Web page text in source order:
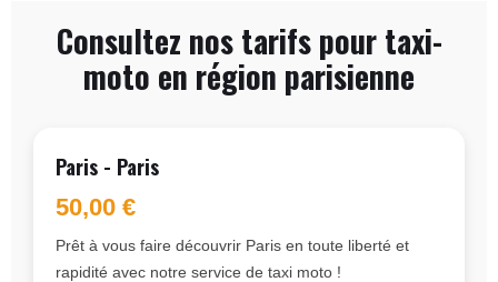
Consultez nos tarifs pour taxi-
moto en région parisienne
Paris - Paris
50,00 €
Prêt à vous faire découvrir Paris en toute liberté et
rapidité avec notre service de taxi moto !